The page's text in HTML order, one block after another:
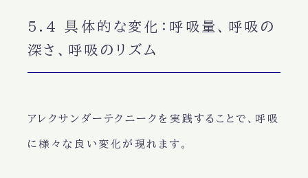
5.4 具体的な変化：呼吸量、呼吸の
深さ、呼吸のリズム
アレクサンダーテクニークを実践することで、呼吸
に様々な良い変化 が現れます。